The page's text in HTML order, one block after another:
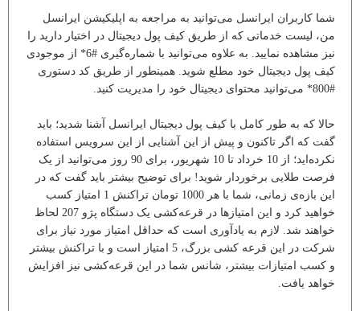
شما کاربران ایرانسل می‌توانید به مراجعه به اپلیکیشن ایرانسل
من، لیست خدماتی که از طریق کیف پول دیجیتال در اختیار دارید را
نیز مشاهده نمایید. به علاوه می‌توانید با شماره‌گیری #6* از موجودی
کیف پول دیجیتال خود مطلع شوید. همینطور از طریق کد دستوری
#800* می‌توانید محتوای دیجیتال خود را مدیریت کنید.
حالا که به طور کامل با کیف پول دیجیتال ایرانسل آشنا شدید؛ باید
گفت که اگر تاکنون و پیش از این آشنایی از این سرویس استفاده
نکرده‌اید؛ از 10 خرداد تا 10 شهریور، برای 90 روز می‌توانید از یک
فرصت طلایی برخوردار شوید! برای توضیح بیشتر باید گفت که در
این بازه‌ی زمانی، شما با هر 1000 تومان تراکنش 1 امتیاز کسب
خواهید کرد و این امتیازها در قرعه‌کشی یک دستگاه پژو 207 لحاظ
خواهند شد. لازم به یادآوری است که حداقل امتیاز مورد نیاز برای
شرکت در این قرعه کشی بزرگ، 5 امتیاز است و با تراکنش بیشتر
و کسب امتیازات بیشتر، شانس شما در این قرعه‌کشی نیز افزایش
خواهد یافت.